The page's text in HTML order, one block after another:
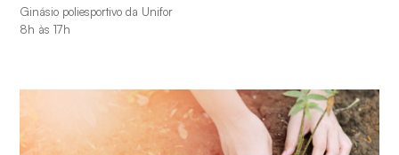
Ginásio poliesportivo da Unifor
8h às 17h